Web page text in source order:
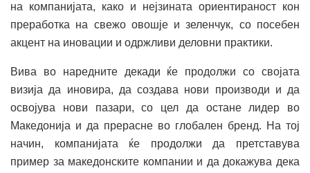
на компанијата, како и нејзината ориентираност кон
преработка на свежо овошје и зеленчук, со посебен
акцент на иновации и одржливи деловни практики.
Вива во наредните декади ќе продолжи со својата
визија да иновира, да создава нови производи и да
освојува нови пазари, со цел да остане лидер во
Македонија и да прерасне во глобален бренд. На тој
начин, компанијата ќе продолжи да претставува
пример за македонските компании и да докажува дека